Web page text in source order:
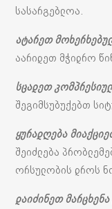
სასარგებლოა.
ატარეთ
აარიდეთ მჭიდრო
სცადეთ
შეგიმსუბუქებთ
ყურადღება
შეიძლება
ორსულობის დროს
დაიძინეთ მარცხენა